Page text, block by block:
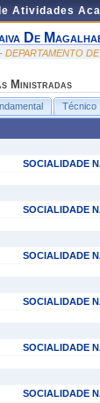
Atividades
De
DEPARTAMENTO
Ministradas
Técnico
SOCIALIDADE
SOCIALIDADE
SOCIALIDADE
SOCIALIDADE
SOCIALIDADE
SOCIALIDADE